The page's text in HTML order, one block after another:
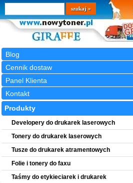
Blog
Cennik dostaw
Panel Klienta
Kontakt
Wyszukiwarka
szukaj
Produkty
Developery do drukarek laserowych
Tonery do drukarek laserowych
Tusze do drukarek atramentowych
Folie i tonery do faxu
Taśmy do etykieciarek i drukarek